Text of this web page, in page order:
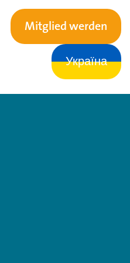
Mitglied werden
Україна